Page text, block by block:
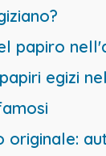
papiro
egizi
originale: